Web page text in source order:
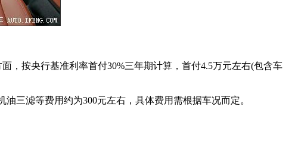
，按央行基准利率首付30%三年期计算，首付4.5万元左右(包含车
三滤等费用约为300元左右，具体费用需根据车况而定。